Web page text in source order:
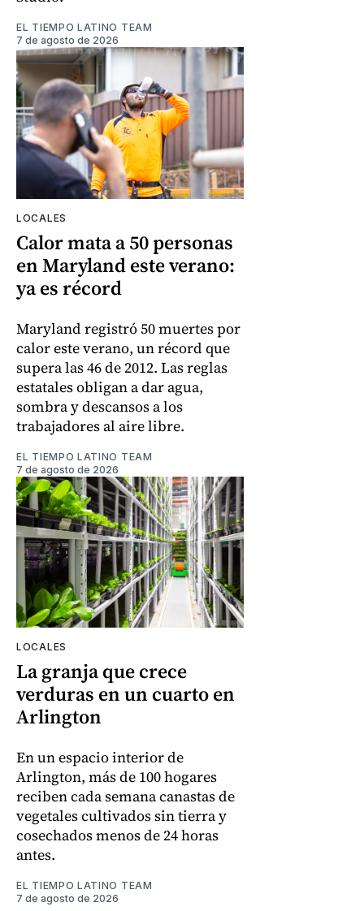
EL TIEMPO LATINO TEAM
7 de agosto de 2026
LOCALES
Calor mata a 50 personas
en Maryland este verano:
ya es récord
Maryland registró 50 muertes por
calor este verano, un récord que
supera las 46 de 2012. Las reglas
estatales obligan a dar agua,
sombra y descansos a los
trabajadores al aire libre.
EL TIEMPO LATINO TEAM
7 de agosto de 2026
LOCALES
La granja que crece
verduras en un cuarto en
Arlington
En un espacio interior de
Arlington, más de 100 hogares
reciben cada semana canastas de
vegetales cultivados sin tierra y
cosechados menos de 24 horas
antes.
EL TIEMPO LATINO TEAM
7 de agosto de 2026